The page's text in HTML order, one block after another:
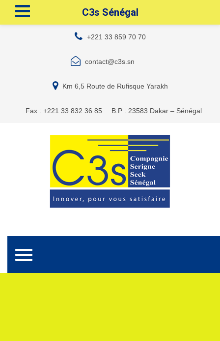
+221 33 859 70 70
contact@c3s.sn
Km 6,5 Route de Rufisque Yarakh
Fax : +221 33 832 36 85 B.P : 23583 Dakar – Sénégal
Toggle navigation
C3s Sénégal